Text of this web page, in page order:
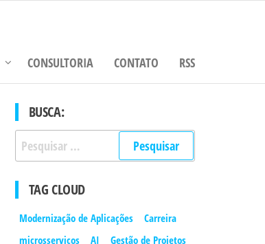
CONSULTORIA CONTATO RSS
BUSCA:
Pesquisar
por:
TAG CLOUD
Modernização de Aplicações
Carreira
microsserviços
AI
Gestão de Projetos